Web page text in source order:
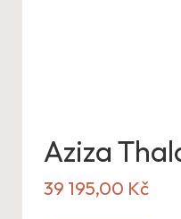
Aziza
39 195,00 Kč